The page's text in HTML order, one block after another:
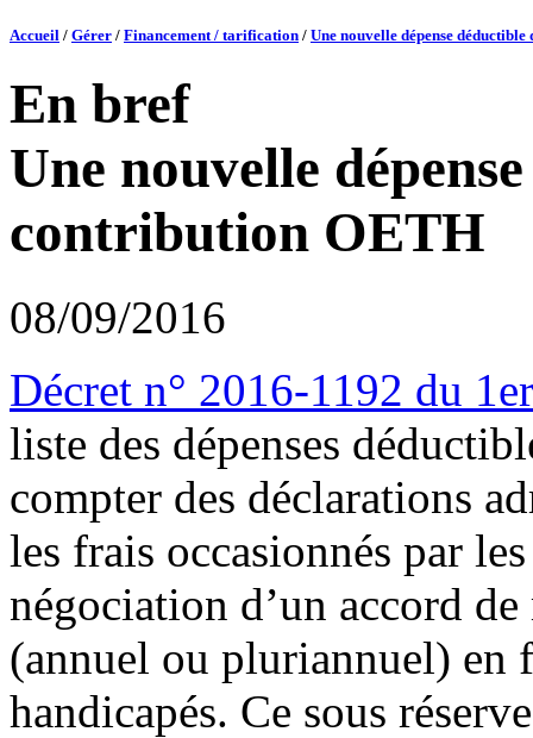
Accueil / Gérer / Financement / tarification / Une nouvelle dépense
En bref
Une nouvelle
contribution OETH
08/09/2016
Décret n° 2016-1192 du
liste des dépenses
compter des déclarations
les frais occasionnés par
négociation d’un accord
(annuel ou pluriannuel) en
handicapés. Ce sous